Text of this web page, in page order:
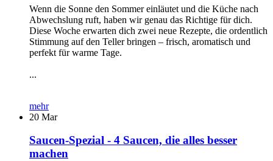
Wenn die Sonne den Sommer einläutet und die Küche nach
Abwechslung ruft, haben wir genau das Richtige für dich.
Diese Woche erwarten dich zwei neue Rezepte, die ordentlich
Stimmung auf den Teller bringen – frisch, aromatisch und
perfekt für warme Tage.
...
mehr
20 Mar
Saucen-Spezial - 4 Saucen, die alles besser
machen